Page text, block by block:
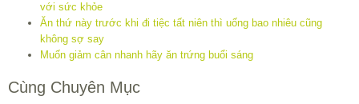
với sức khỏe
Ăn thứ này trước khi đi tiệc tất niên thì uống bao nhiêu cũng
không sợ say
Muốn giảm cân nhanh hãy ăn trứng buổi sáng
Cùng Chuyên Mục